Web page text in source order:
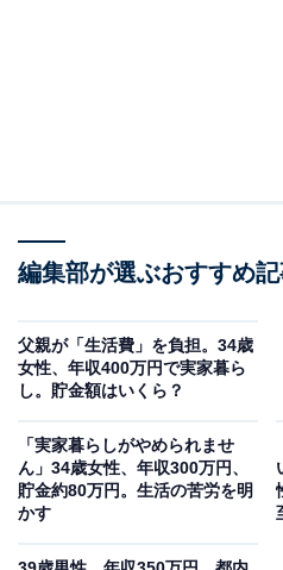
編集部が選ぶおすすめ
父親が「生活費」を負担。34歳
女性、年収400万円で実家暮ら
し。貯金額はいくら？
「実家暮らしがやめられませ
ん」34歳女性、年収300万円、
貯金約80万円。生活の苦労を明
かす